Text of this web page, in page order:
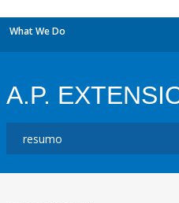
What We Do
A.P.